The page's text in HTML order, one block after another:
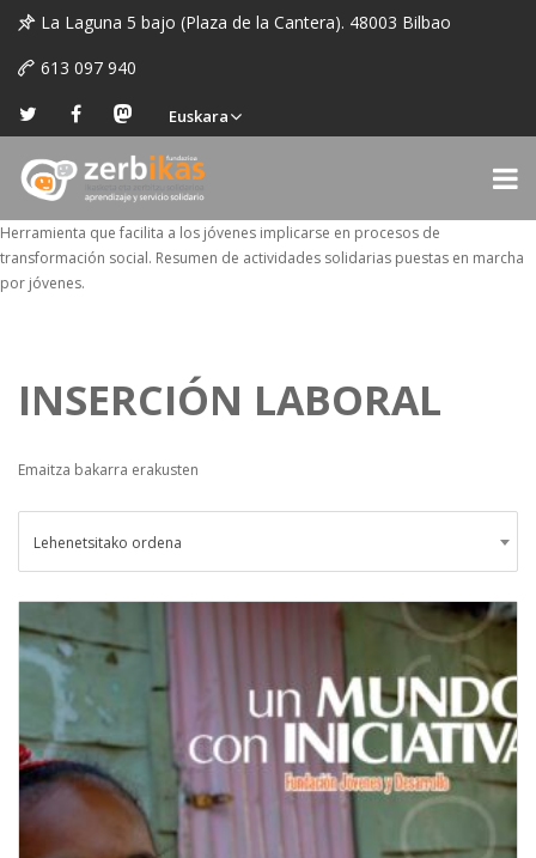
La Laguna 5 bajo (Plaza de la Cantera). 48003 Bilbao
613 097 940
Euskara
Herramienta que facilita a los jóvenes implicarse en procesos de
transformación social. Resumen de actividades solidarias puestas en marcha
por jóvenes.
INSERCIÓN LABORAL
Emaitza bakarra erakusten
Lehenetsitako ordena